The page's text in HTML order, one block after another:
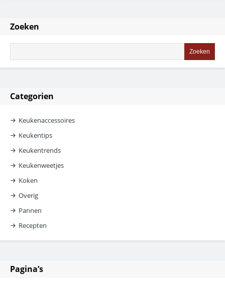
Zoeken
Categorien
Keukenaccessoires
Keukentips
Keukentrends
Keukenweetjes
Koken
Overig
Pannen
Recepten
Pagina’s